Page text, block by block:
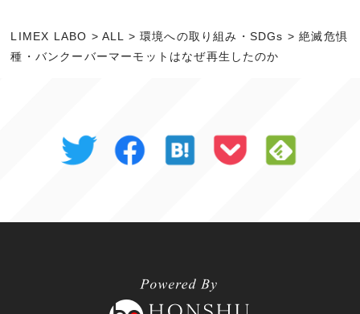
LIMEX LABO > ALL >環境への取り組み・SDGs >絶滅危惧
種・バンクーバーマーモットはなぜ再生したのか